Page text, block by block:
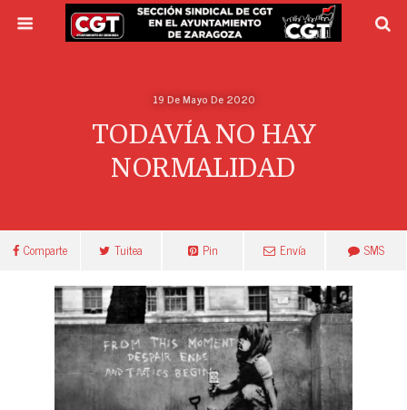
19 De Mayo De 2020
TODAVÍA NO HAY
NORMALIDAD
Comparte Tuitea Pin Envía SMS